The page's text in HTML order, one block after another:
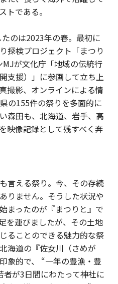
トである。
のは2023年の春。最初に
探検プロジェクト「まつり
MJが文化庁「地域の伝統行
支援）」に参画して立ち上
撮影、オンラインによる情
の155件の祭りを多面的に
森田も、北海道、岩手、高
像記録として残すべく奔
言える祭り。今、その存続
りません。そうした状況や
まったのが『まつりと』で
を運びましたが、その土地
ることのできる魅力的な祭
海道の『佐女川（さめが
象的で、 “一年の豊漁・豊
が3日間にわたって神社に